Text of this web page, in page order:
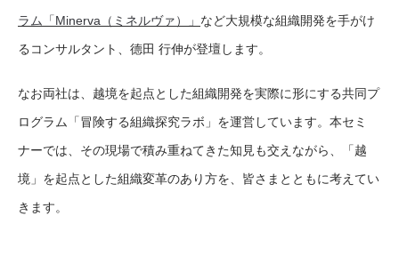
ラム「Minerva（ミネルヴァ）」 など大規模な組織開発を手がけ
るコンサルタント、德田 行伸が登壇します。
なお両社は、越境を起点とした組織開発を実際に形にする共同プ
ログラム「冒険する組織探究ラボ」を運営しています。本セミ
ナーでは、その現場で積み重ねてきた知見も交えながら、「越
境」を起点とした組織変革のあり方を、皆さまとともに考えてい
きます。